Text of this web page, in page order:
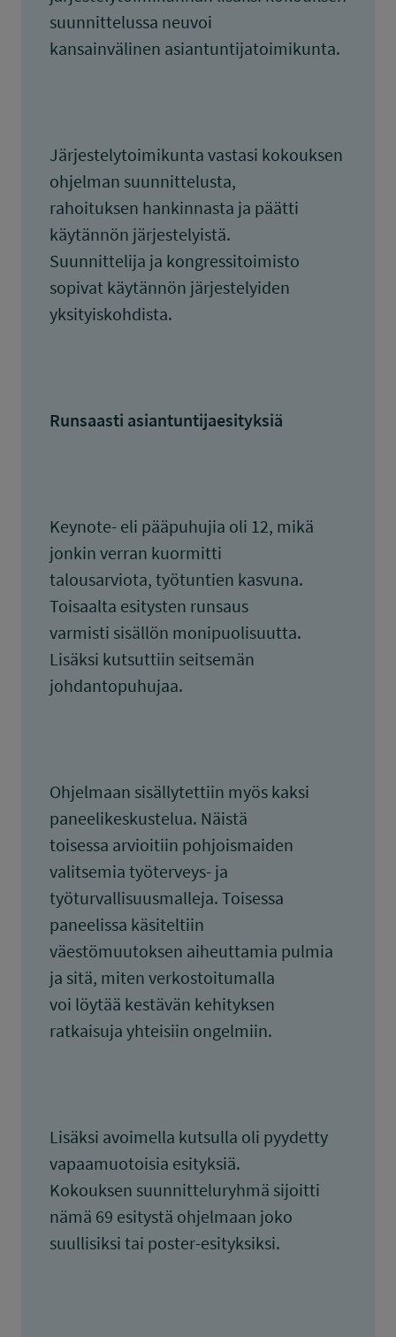
suunnittelussa neuvoi
kansainvälinen asiantuntijatoimikunta.
Järjestelytoimikunta vastasi kokouksen
ohjelman suunnittelusta,
rahoituksen hankinnasta ja päätti
käytännön järjestelyistä.
Suunnittelija ja kongressitoimisto
sopivat käytännön järjestelyiden
yksityiskohdista.
Runsaasti asiantuntijaesityksiä
Keynote- eli pääpuhujia oli 12, mikä
jonkin verran kuormitti
talousarviota, työtuntien kasvuna.
Toisaalta esitysten runsaus
varmisti sisällön monipuolisuutta.
Lisäksi kutsuttiin seitsemän
johdantopuhujaa.
Ohjelmaan sisällytettiin myös kaksi
paneelikeskustelua. Näistä
toisessa arvioitiin pohjoismaiden
valitsemia työterveys- ja
työturvallisuusmalleja. Toisessa
paneelissa käsiteltiin
väestömuutoksen aiheuttamia pulmia
ja sitä, miten verkostoitumalla
voi löytää kestävän kehityksen
ratkaisuja yhteisiin ongelmiin.
Lisäksi avoimella kutsulla oli pyydetty
vapaamuotoisia esityksiä.
Kokouksen suunnitteluryhmä sijoitti
nämä 69 esitystä ohjelmaan joko
suullisiksi tai poster-esityksiksi.